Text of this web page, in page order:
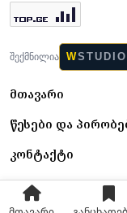
შექმნილია WSTUDIO
მთავარი
წესები და
კონტაქტი